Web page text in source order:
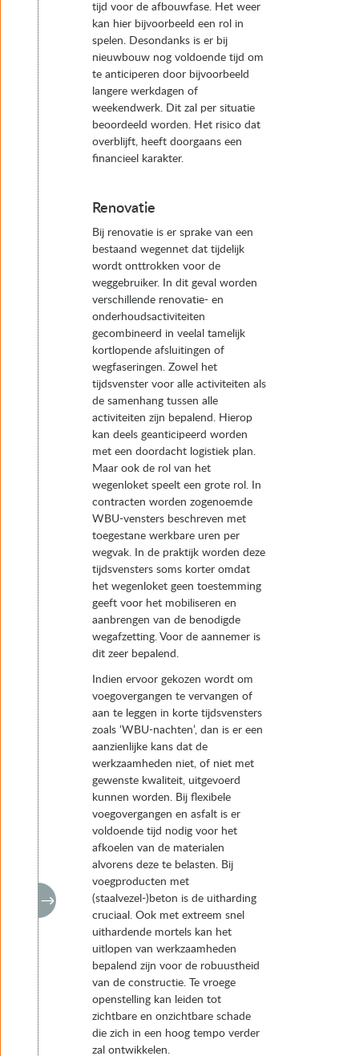
6.8 Keuringen
6.9 Opleveren
7. Instandhouding
tijd voor de afbouwfase. Het weer
kan hier bijvoorbeeld een rol in
spelen. Desondanks is er bij
nieuwbouw nog voldoende tijd om
te anticiperen door bijvoorbeeld
langere werkdagen of
weekendwerk. Dit zal per situatie
beoordeeld worden. Het risico dat
overblijft, heeft doorgaans een
financieel karakter.
Renovatie
Bij renovatie is er sprake van een
bestaand wegennet dat tijdelijk
wordt onttrokken voor de
weggebruiker. In dit geval worden
verschillende renovatie- en
onderhoudsactiviteiten
gecombineerd in veelal tamelijk
kortlopende afsluitingen of
wegfaseringen. Zowel het
tijdsvenster voor alle activiteiten als
de samenhang tussen alle
activiteiten zijn bepalend. Hierop
kan deels geanticipeerd worden
met een doordacht logistiek plan.
Maar ook de rol van het
wegenloket speelt een grote rol. In
contracten worden zogenoemde
WBU-vensters beschreven met
toegestane werkbare uren per
wegvak. In de praktijk worden deze
tijdsvensters soms korter omdat
het wegenloket geen toestemming
geeft voor het mobiliseren en
aanbrengen van de benodigde
wegafzetting. Voor de aannemer is
dit zeer bepalend.
Indien ervoor gekozen wordt om
voegovergangen te vervangen of
aan te leggen in korte tijdsvensters
zoals ‘WBU-nachten’, dan is er een
aanzienlijke kans dat de
werkzaamheden niet, of niet met
gewenste kwaliteit, uitgevoerd
kunnen worden. Bij flexibele
voegovergangen en asfalt is er
voldoende tijd nodig voor het
afkoelen van de materialen
alvorens deze te belasten. Bij
voegproducten met
(staalvezel-)beton is de uitharding
cruciaal. Ook met extreem snel
uithardende mortels kan het
uitlopen van werkzaamheden
bepalend zijn voor de robuustheid
van de constructie. Te vroege
openstelling kan leiden tot
zichtbare en onzichtbare schade
die zich in een hoog tempo verder
zal ontwikkelen.